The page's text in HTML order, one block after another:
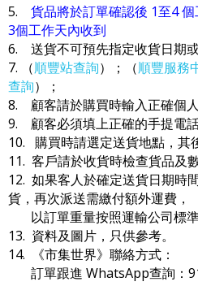
5. 貨品將於訂單確認後 1至4
3個工作天內收到
6. 送貨不可預先指定收貨日期
7. （順豐站查詢）；（順豐服務
查詢）；
8. 顧客請於購買時輸入正確個
9. 顧客必須填上正確的手提電
10. 購買時請選定送貨地點，其
11. 客戶請於收貨時檢查貨品及
12. 如果客人於確定送貨日期時
貨，再次派送需繳付額外運費，
以訂單重量按照運輸公司標準
13. 資料及圖片，只供參考。
14. 《市集世界》聯絡方式：
訂單跟進 WhatsApp查詢：